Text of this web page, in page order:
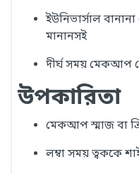
ইউনিভার্সাল
মানানসই
দীর্ঘ সময় মেকআপ
উপকারিতা
মেকআপ স্মাজ বা
লম্বা সময় ত্বককে